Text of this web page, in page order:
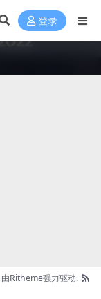
登录
由Ritheme强力驱动.